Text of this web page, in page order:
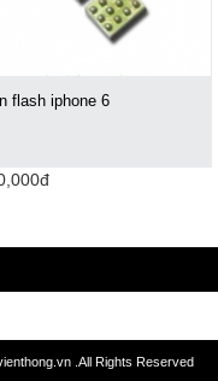
flash iphone 6
.All Rights Reserved